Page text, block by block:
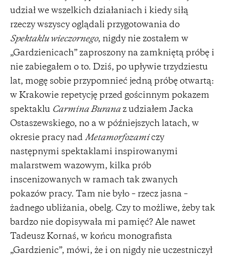
udział we wszelkich działaniach i kiedy siłą
rzeczy wszyscy oglądali przygotowania do
Spektaklu wieczornego, nigdy nie zostałem w
„Gardzienicach” zaproszony na zamkniętą próbę i
nie zabiegałem o to. Dziś, po upływie trzydziestu
lat, mogę sobie przypomnieć jedną próbę otwartą:
w Krakowie repetycję przed gościnnym pokazem
spektaklu Carmina Buranaz udziałem Jacka
Ostaszewskiego, no a w późniejszych latach, w
okresie pracy nad Metamorfozami czy
następnymi spektaklami inspirowanymi
malarstwem wazowym, kilka prób
inscenizowanych w ramach tak zwanych
pokazów pracy. Tam nie było – rzecz jasna –
żadnego ubliżania, obelg. Czy to możliwe, żeby tak
bardzo nie dopisywała mi pamięć? Ale nawet
Tadeusz Kornaś, w końcu monografista
„Gardzienic”, mówi, że i on nigdy nie uczestniczył